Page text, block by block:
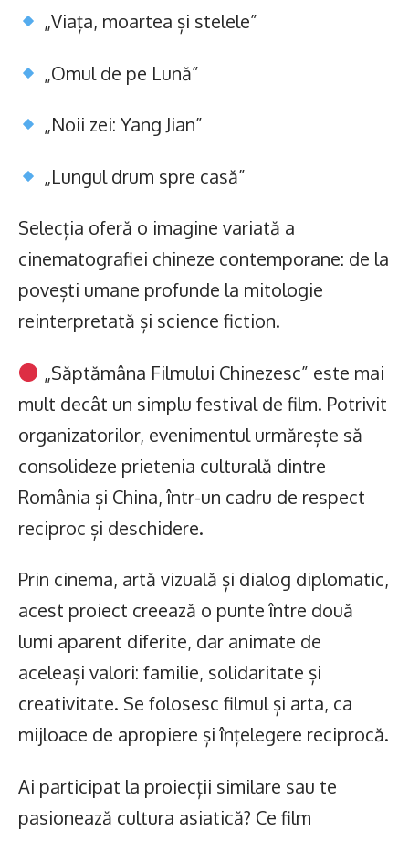
„Viața, moartea și stelele”
„Omul de pe Lună”
„Noii zei: Yang Jian”
„Lungul drum spre casă”
Selecția oferă o imagine variată a
cinematografiei chineze contemporane: de la
povești umane profunde la mitologie
reinterpretată și science fiction.
„Săptămâna Filmului Chinezesc” este mai
mult decât un simplu festival de film. Potrivit
organizatorilor, evenimentul urmărește să
consolideze prietenia culturală dintre
România și China, într-un cadru de respect
reciproc și deschidere.
Prin cinema, artă vizuală și dialog diplomatic,
acest proiect creează o punte între două
lumi aparent diferite, dar animate de
aceleași valori: familie, solidaritate și
creativitate. Se folosesc filmul și arta, ca
mijloace de apropiere și înțelegere reciprocă.
Ai participat la proiecții similare sau te
pasionează cultura asiatică? Ce film